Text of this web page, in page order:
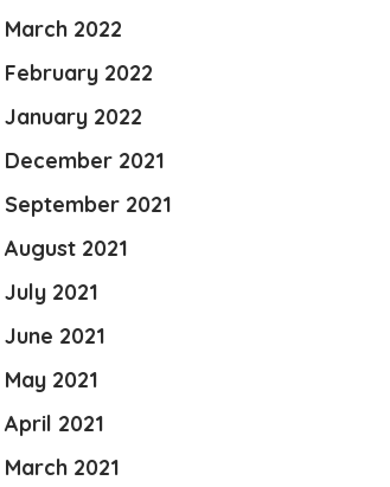
March 2022
February 2022
January 2022
December 2021
September 2021
August 2021
July 2021
June 2021
May 2021
April 2021
March 2021